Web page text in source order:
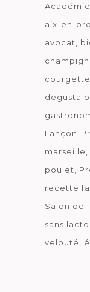
aix-en-
avocat
courgette
degusta
Lançon-
marseille
poulet
recette
Salon de
sans
velouté